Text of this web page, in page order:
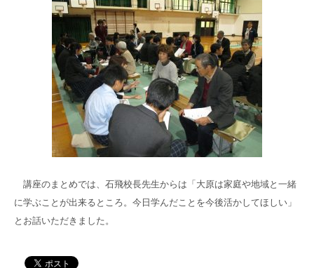
講座のまとめでは、石飛校長先生からは「大原は家庭や地域と一緒
に学ぶことが出来るところ。今日学んだことを今後活かしてほしい」
とお話いただきました。